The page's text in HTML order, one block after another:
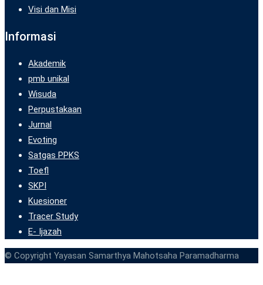
Visi dan Misi
Informasi
Akademik
pmb unikal
Wisuda
Perpustakaan
Jurnal
Evoting
Satgas PPKS
Toefl
SKPI
Kuesioner
Tracer Study
E- Ijazah
© Copyright Yayasan Samarthya Mahotsaha Paramadharma